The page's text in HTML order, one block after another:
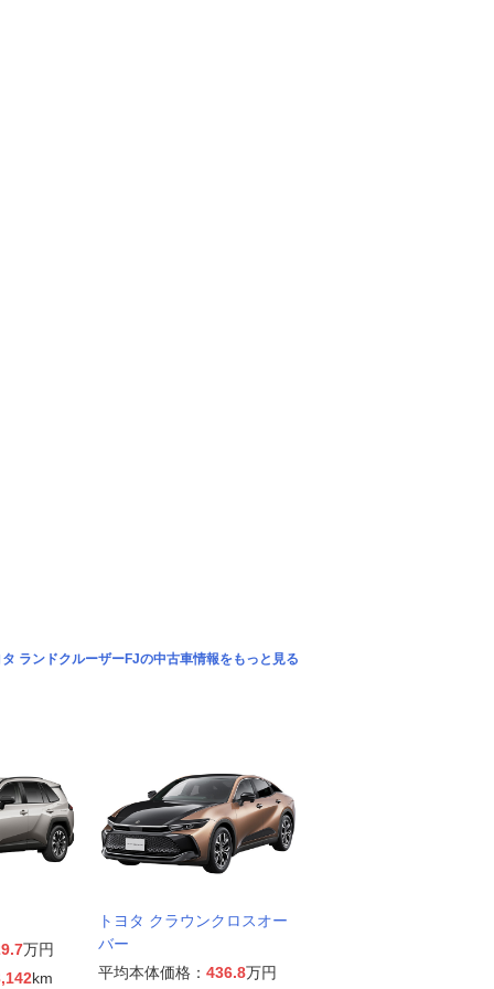
タ ランドクルーザーFJの中古車情報をもっと見る
万円
km
トヨタ クラウンクロスオー
バー
平均本体価格： 436.8万円